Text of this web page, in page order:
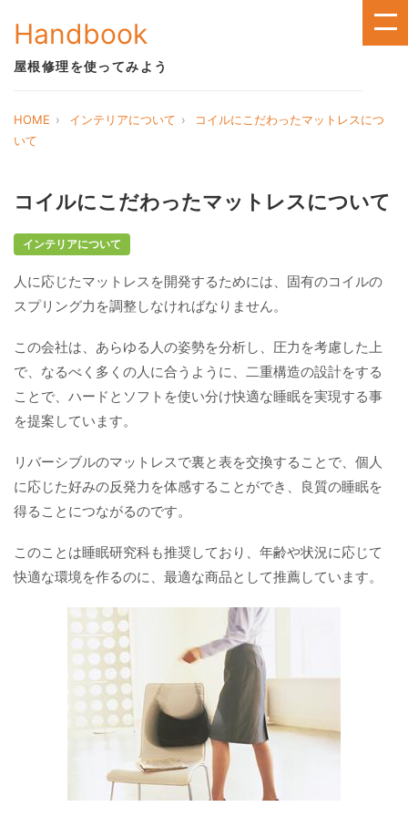
Handbook
屋根修理を使ってみよう
HOME インテリアについて
コイルにこだわったマットレスにつ
いて
コイルにこだわったマットレスについて
インテリアについて
人に応じたマットレスを開発するためには、固有のコイルの
スプリング力を調整しなければなりません。
この会社は、あらゆる人の姿勢を分析し、圧力を考慮した上
で、なるべく多くの人に合うように、二重構造の設計をする
ことで、ハードとソフトを使い分け快適な睡眠を実現する事
を提案しています。
リバーシブルのマットレスで裏と表を交換することで、個人
に応じた好みの反発力を体感することができ、良質の睡眠を
得ることにつながるのです。
このことは睡眠研究科も推奨しており、年齢や状況に応じて
快適な環境を作るのに、最適な商品として推薦しています。